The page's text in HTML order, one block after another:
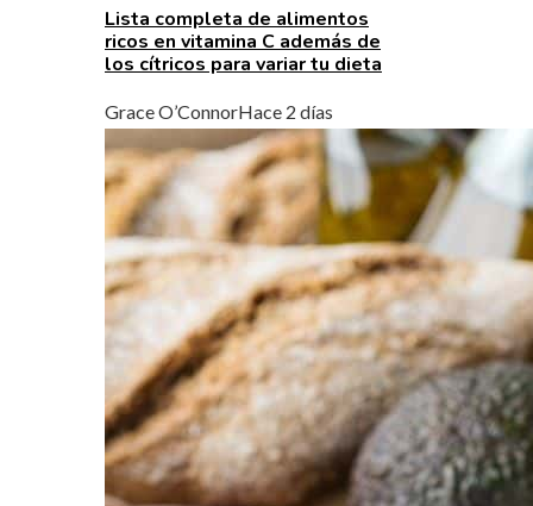
Lista completa de alimentos
ricos en vitamina C además de
los cítricos para variar tu dieta
Grace O’ConnorHace 2 días